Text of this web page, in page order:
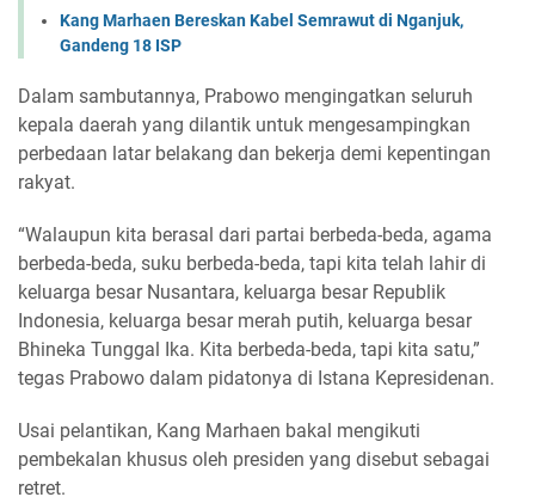
Kang Marhaen Bereskan Kabel Semrawut di Nganjuk,
Gandeng 18 ISP
Dalam sambutannya, Prabowo mengingatkan seluruh
kepala daerah yang dilantik untuk mengesampingkan
perbedaan latar belakang dan bekerja demi kepentingan
rakyat.
“Walaupun kita berasal dari partai berbeda-beda, agama
berbeda-beda, suku berbeda-beda, tapi kita telah lahir di
keluarga besar Nusantara, keluarga besar Republik
Indonesia, keluarga besar merah putih, keluarga besar
Bhineka Tunggal Ika. Kita berbeda-beda, tapi kita satu,”
tegas Prabowo dalam pidatonya di Istana Kepresidenan.
Usai pelantikan, Kang Marhaen bakal mengikuti
pembekalan khusus oleh presiden yang disebut sebagai
retret.